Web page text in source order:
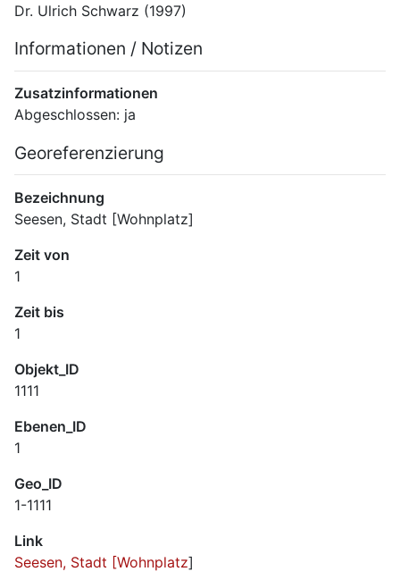
Dr. Ulrich Schwarz (1997)
Informationen / Notizen
Zusatzinformationen
Abgeschlossen: ja
Georeferenzierung
Bezeichnung
Seesen, Stadt [Wohnplatz]
Zeit von
1
Zeit bis
1
Objekt_ID
1111
Ebenen_ID
1
Geo_ID
1-1111
Link
Seesen, Stadt [Wohnplatz]